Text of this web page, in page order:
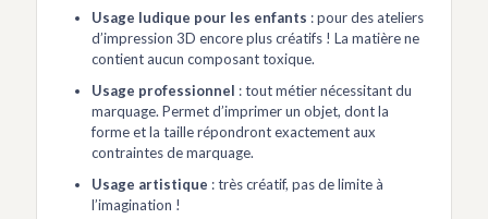
Usage ludique pour les enfants : pour des ateliers
d’impression 3D encore plus créatifs ! La matière ne
contient aucun composant toxique.
Usage professionnel : tout métier nécessitant du
marquage. Permet d’imprimer un objet, dont la
forme et la taille répondront exactement aux
contraintes de marquage.
Usage artistique : très créatif, pas de limite à
l’imagination !